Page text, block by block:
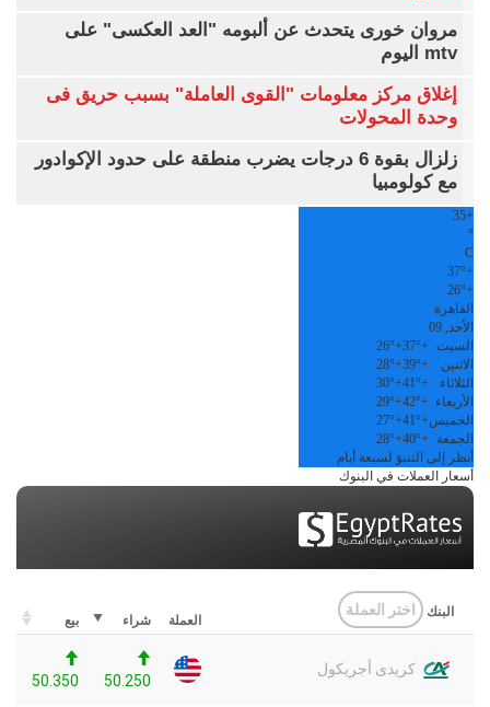
مروان خورى يتحدث عن ألبومه "العد العكسى" على
mtv اليوم
إغلاق مركز معلومات "القوى العاملة" بسبب حريق فى
وحدة المحولات
زلزال بقوة 6 درجات يضرب منطقة على حدود الإكوادور
مع كولومبيا
+
35
°
C
+
37°
+
26°
القاهرة
الأحد, 09
السبت +
37°
+
26°
الاثنين
+
39°
+
28°
الثلاثاء
+
41°
+
30°
الأربعاء +
42°
+
29°
الخميس+
41°
+
27°
الجمعة
+
40°
+
28°
أنظر إلى التنبؤ لسبعة أيام
أسعار العملات في البنوك